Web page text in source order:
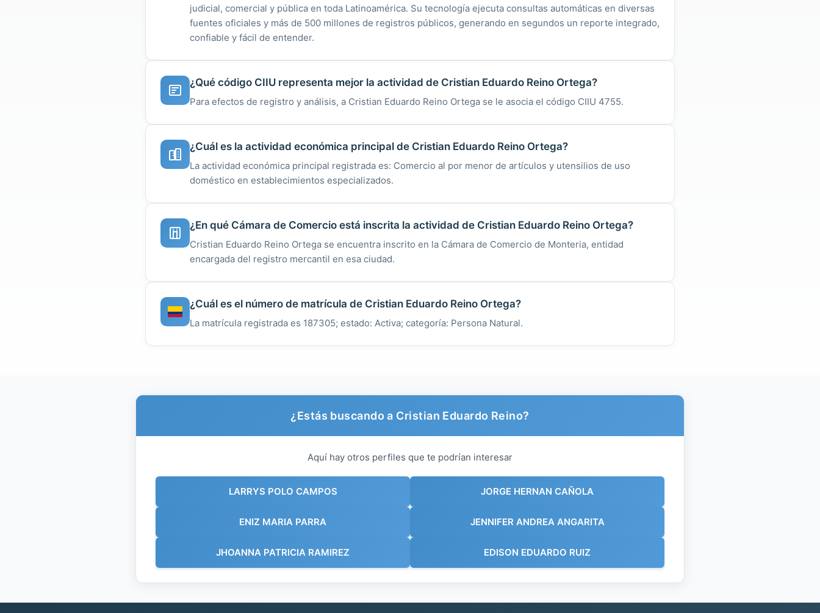
judicial, comercial y pública en toda Latinoamérica. Su tecnología ejecuta consultas automáticas en diversas
fuentes oficiales y más de 500 millones de registros públicos, generando en segundos un reporte integrado,
confiable y fácil de entender.
¿Qué código CIIU representa mejor la actividad de Cristian Eduardo Reino Ortega?
Para efectos de registro y análisis, a Cristian Eduardo Reino Ortega se le asocia el código CIIU 4755.
¿Cuál es la actividad económica principal de Cristian Eduardo Reino Ortega?
La actividad económica principal registrada es: Comercio al por menor de artículos y utensilios de uso
doméstico en establecimientos especializados.
¿En qué Cámara de Comercio está inscrita la actividad de Cristian Eduardo Reino Ortega?
Cristian Eduardo Reino Ortega se encuentra inscrito en la Cámara de Comercio de Monteria, entidad
encargada del registro mercantil en esa ciudad.
¿Cuál es el número de matrícula de Cristian Eduardo Reino Ortega?
La matrícula registrada es 187305; estado: Activa; categoría: Persona Natural.
¿Estás buscando a Cristian Eduardo Reino?
Aquí hay otros perfiles que te podrían interesar
LARRYS POLO CAMPOS
ENIZ MARIA PARRA
JHOANNA PATRICIA RAMIREZ
JORGE HERNAN CAÑOLA
JENNIFER ANDREA ANGARITA
EDISON EDUARDO RUIZ